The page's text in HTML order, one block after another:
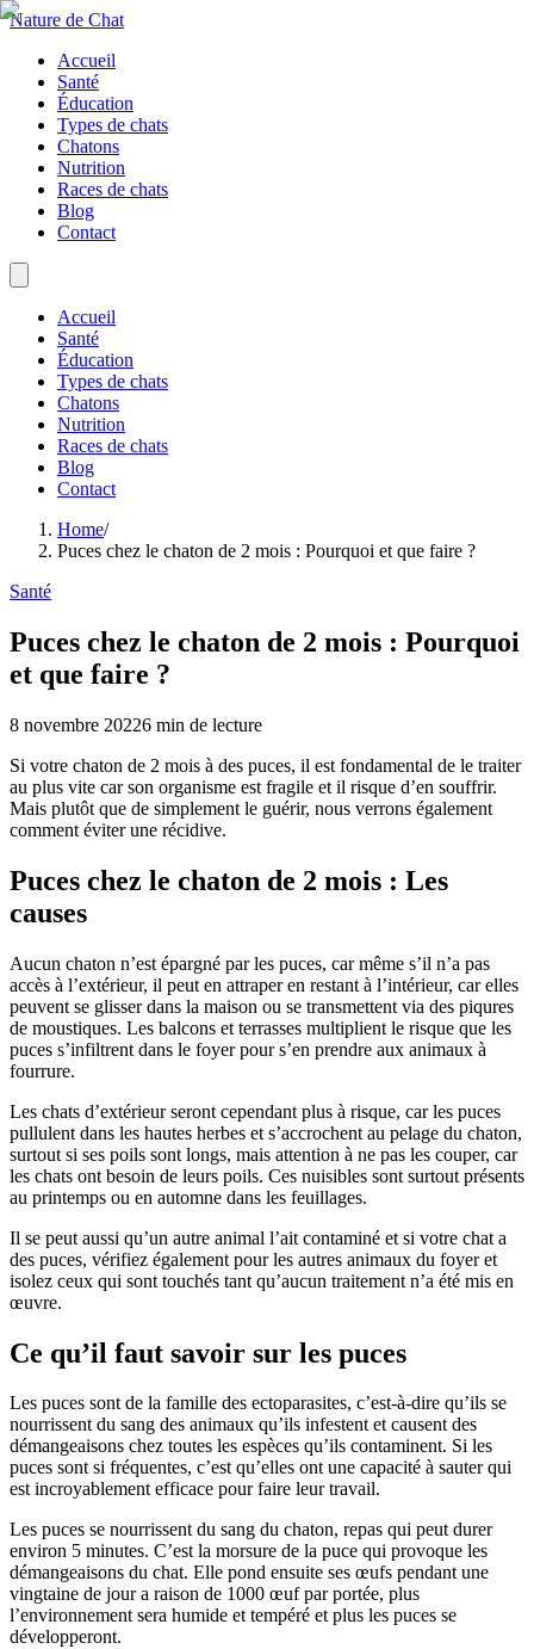
Nature de Chat
Accueil
Santé
Éducation
Types de chats
Chatons
Nutrition
Races de chats
Blog
Contact
Accueil
Santé
Éducation
Types de chats
Chatons
Nutrition
Races de chats
Blog
Contact
Home/
Puces chez le chaton de 2 mois : Pourquoi et que faire ?
Santé
Puces chez le chaton de 2 mois : Pourquoi
et que faire ?
8 novembre 20226 min de lecture
Si votre chaton de 2 mois à des puces, il est fondamental de le traiter
au plus vite car son organisme est fragile et il risque d’en souffrir.
Mais plutôt que de simplement le guérir, nous verrons également
comment éviter une récidive.
Puces chez le chaton de 2 mois : Les
causes
Aucun chaton n’est épargné par les puces, car même s’il n’a pas
accès à l’extérieur, il peut en attraper en restant à l’intérieur, car elles
peuvent se glisser dans la maison ou se transmettent via des piqures
de moustiques. Les balcons et terrasses multiplient le risque que les
puces s’infiltrent dans le foyer pour s’en prendre aux animaux à
fourrure.
Les chats d’extérieur seront cependant plus à risque, car les puces
pullulent dans les hautes herbes et s’accrochent au pelage du chaton,
surtout si ses poils sont longs, mais attention à ne pas les couper, car
les chats ont besoin de leurs poils. Ces nuisibles sont surtout présents
au printemps ou en automne dans les feuillages.
Il se peut aussi qu’un autre animal l’ait contaminé et si votre chat a
des puces, vérifiez également pour les autres animaux du foyer et
isolez ceux qui sont touchés tant qu’aucun traitement n’a été mis en
œuvre.
Ce qu’il faut savoir sur les puces
Les puces sont de la famille des ectoparasites, c’est-à-dire qu’ils se
nourrissent du sang des animaux qu’ils infestent et causent des
démangeaisons chez toutes les espèces qu’ils contaminent. Si les
puces sont si fréquentes, c’est qu’elles ont une capacité à sauter qui
est incroyablement efficace pour faire leur travail.
Les puces se nourrissent du sang du chaton, repas qui peut durer
environ 5 minutes. C’est la morsure de la puce qui provoque les
démangeaisons du chat. Elle pond ensuite ses œufs pendant une
vingtaine de jour a raison de 1000 œuf par portée, plus
l’environnement sera humide et tempéré et plus les puces se
développeront.